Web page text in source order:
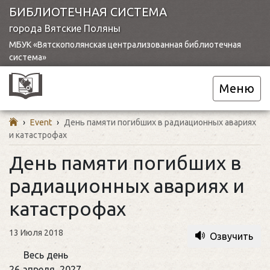
БИБЛИОТЕЧНАЯ СИСТЕМА
города Вятские Поляны
МБУК «Вятскополянская централизованная библиотечная
система»
Меню
› Event › День памяти погибших в радиационных авариях
и катастрофах
День памяти погибших в
радиационных авариях и
катастрофах
13 Июля 2018
Озвучить
ДеньВесь день